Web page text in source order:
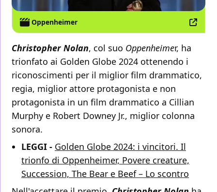
Oppenheimer
Christopher Nolan, col suo Oppenheimer, ha
trionfato ai Golden Globe 2024 ottenendo i
riconoscimenti per il miglior film drammatico,
regia, miglior attore protagonista e non
protagonista in un film drammatico a Cillian
Murphy e Robert Downey Jr., miglior colonna
sonora.
LEGGI - Golden Globe 2024: i vincitori. Il
trionfo di Oppenheimer, Povere creature,
Succession, The Bear e Beef – Lo scontro